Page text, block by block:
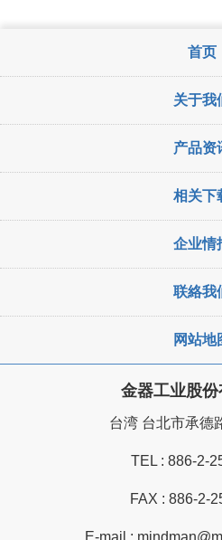
首页
关于我
产品资
相关下
企业情
联絡我
网站地
金器工业股份
台湾 台北市承德
TEL : 886-2-
FAX : 886-2-